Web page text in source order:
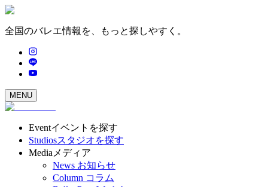
全国のバレエ情報を、もっと探しやすく。
MENU
Eventイベントを探す
Studiosスタジオを探す
Media メディア
News お知らせ
Column コラム